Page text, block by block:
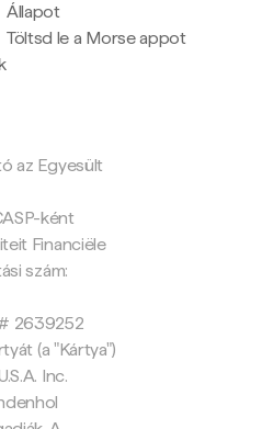
Állapot
Töltsd le a Morse appot
az Egyesült
ként
Financiële
szám:
# 2639252
(a "Kártya")
Inc.